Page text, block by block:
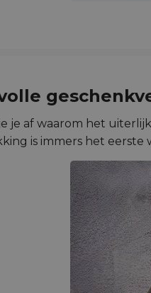
je af waarom het
is immers het